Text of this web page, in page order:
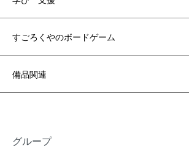
すごろくやのボードゲーム
備品関連
グループ